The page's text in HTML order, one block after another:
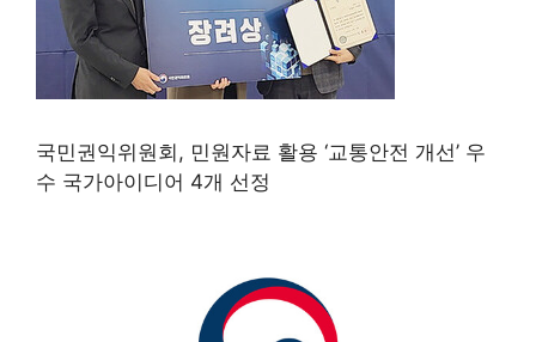
국민권익위원회, 민원자료 활용 ‘교통안전 개선’ 우
수 국가아이디어 4개 선정